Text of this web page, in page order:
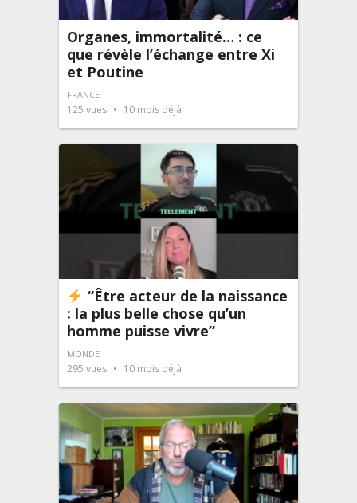
Organes, immortalité… : ce
que révèle l’échange entre Xi
et Poutine
FRANCE
125 vues 10 mois déjà
“Être acteur de la naissance
: la plus belle chose qu’un
homme puisse vivre”
MONDE
295 vues 10 mois déjà